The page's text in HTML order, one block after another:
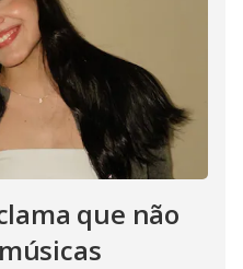
que não